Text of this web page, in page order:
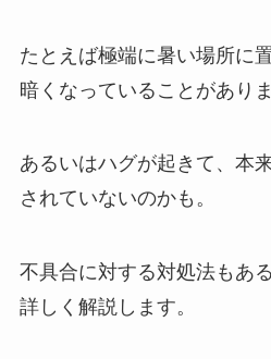
たとえば極端に暑い場所に
暗くなっていることがありま
あるいはハグが起きて、本
されていないのかも。
不具合に対する対処法もあ
詳しく解説します。